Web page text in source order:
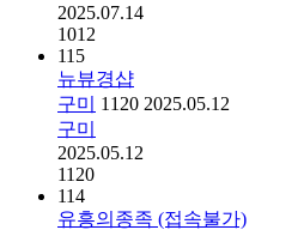
2025.07.14
1012
115
뉴뷰경샵
구미
1120 2025.05.12
구미
2025.05.12
1120
114
유흥의종족 (접속불가)